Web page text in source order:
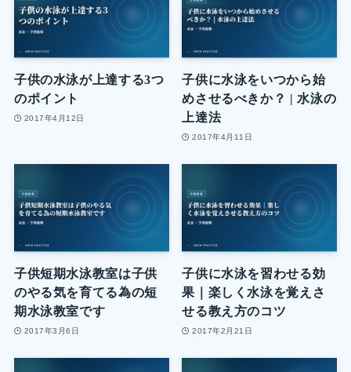
子供の水泳が上達する3つ
のポイント
2017年4月12日
子供に水泳をいつから始
めさせるべきか？ | 水泳の
上達法
2017年4月11日
子供短期水泳教室は子供
のやる気を育てる為の短
期水泳教室です
2017年3月6日
子供に水泳を習わせる効
果｜楽しく水泳を覚えさ
せる教え方のコツ
2017年2月21日